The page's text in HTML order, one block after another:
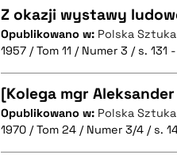
BIBTEX
CZYSTY TEKST
BIBTEX
Z okazji wystawy
Opublikowano w: Polska
1957 / Tom 11 / Numer 3 / s. 131
CZYSTY TEKST
[Kolega mgr
Opublikowano w: Polska
1970 / Tom 24 / Numer 3/4 / s.